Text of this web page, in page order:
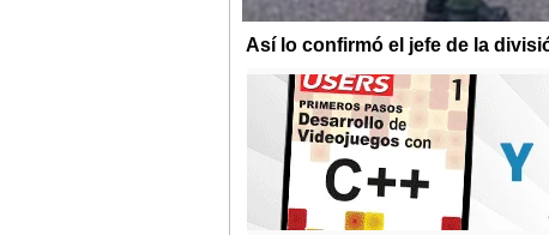
Así lo confirmó el jefe de la